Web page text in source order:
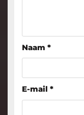
Naam *
E-mail *